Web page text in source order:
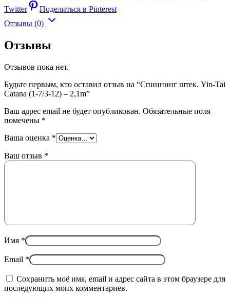
Twitter
Поделиться в Pinterest
Отзывы (0)
Отзывы
Отзывов пока нет.
Будьте первым, кто оставил отзыв на “Спиннинг штек. Yin-Tai
Catana (1-7/3-12) – 2,1m”
Ваш адрес email не будет опубликован. Обязательные поля
помечены *
Ваша оценка *
Ваш отзыв *
Имя *
Email *
Сохранить моё имя, email и адрес сайта в этом браузере для
последующих моих комментариев.